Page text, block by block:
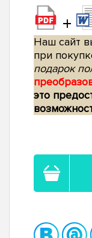
+
Наш сайт
при
подарок
это